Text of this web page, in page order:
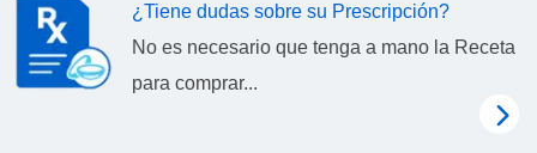
¿Tiene dudas sobre su Prescripción?
No es necesario que tenga a mano la Receta
para comprar...